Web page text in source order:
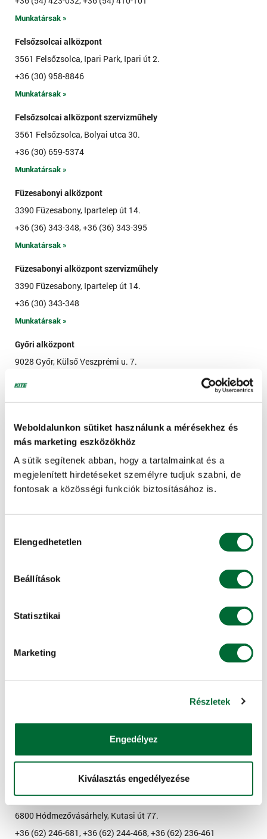
Weboldalunkon sütiket használunk a mérésekhez és
más marketing eszközökhöz
A sütik segítenek abban, hogy a tartalmainkat és a
megjelenített hirdetéseket személyre tudjuk szabni, de
fontosak a közösségi funkciók biztosításához is.
kiválasztása
Elengedhetetlen
Beállítások
Statisztikai
Marketing
Részletek
Engedélyez
Kiválasztás engedélyezése
Munkatársak »
Felsőzsolcai alközpont
3561 Felsőzsolca, Ipari Park, Ipari út 2.
+36 (30) 958-8846
Munkatársak »
Felsőzsolcai alközpont szervizműhely
3561 Felsőzsolca, Bolyai utca 30.
+36 (30) 659-5374
Munkatársak »
Füzesabonyi alközpont
3390 Füzesabony, Ipartelep út 14.
+36 (36) 343-348, +36 (36) 343-395
Munkatársak »
Füzesabonyi alközpont szervizműhely
3390 Füzesabony, Ipartelep út 14.
+36 (30) 343-348
Munkatársak »
Győri alközpont
9028 Győr, Külső Veszprémi u. 7.
9121 Győrszemere, Tényői úti major
+36 (96) 551-200
Munkatársak »
Győrszemerei telephely és géptelep
9121 Győrszemere, Tényői Úti major 1., Pf.: 5.
Munkatársak »
Hegyfalui alközpont szervizműhely
+36 (30) 369-5953
Herceghalmi alközpont
2053 Herceghalom, Pf.: 10.
+36 (23) 530-517
Hódmezővásárhelyi alközpont
6800 Hódmezővásárhely, Kutasi út 77.
+36 (62) 246-681, +36 (62) 244-468, +36 (62) 236-461